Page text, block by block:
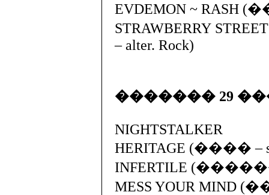
EVDEMON ~ RASH
STRAWBERRY
– alter. Rock)
������� 29
NIGHTSTALKER
HERITAGE (���� –
INFERTILE
MESS YOUR